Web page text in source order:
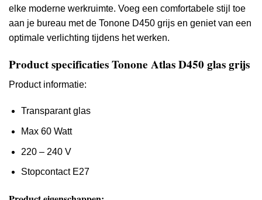
elke moderne werkruimte. Voeg een comfortabele stijl toe
aan je bureau met de Tonone D450 grijs en geniet van een
optimale verlichting tijdens het werken.
Product specificaties Tonone Atlas D450 glas grijs
Product informatie:
Transparant glas
Max 60 Watt
220 – 240 V
Stopcontact E27